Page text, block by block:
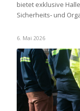
bietet exklusive
Sicherheits‑ und
6. Mai 2026